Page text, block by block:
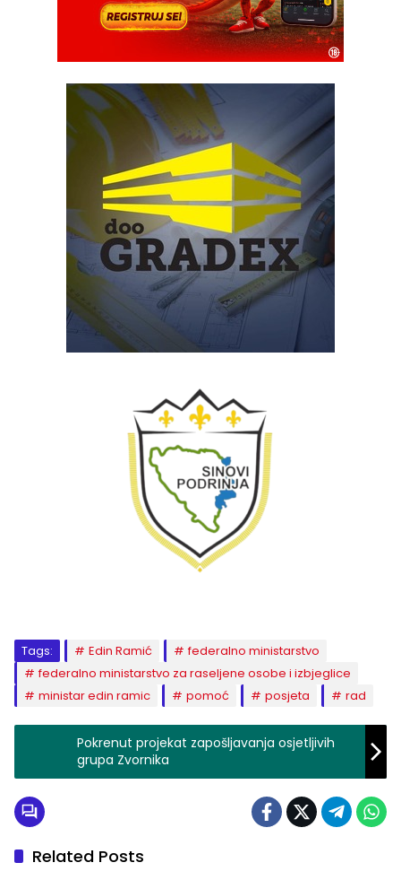
Tags: Edin Ramić
federalno ministarstvo
federalno ministarstvo za raseljene osobe i izbjeglice
ministar edin ramic
pomoć posjeta rad
Pokrenut projekat zapošljavanja osjetljivih
grupa Zvornika
Related Posts